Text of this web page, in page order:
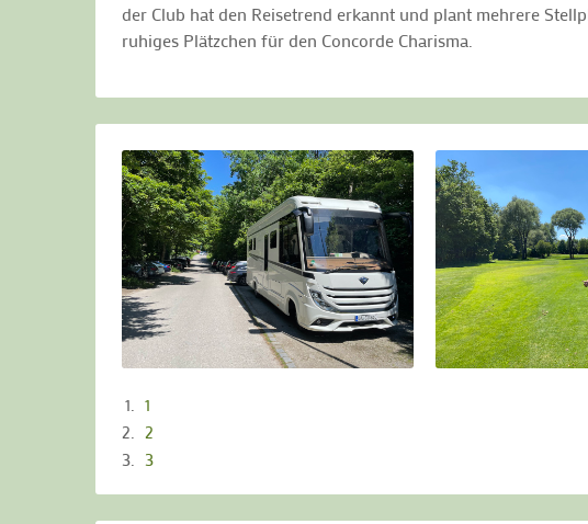
der Club hat den Reisetrend erkannt und plant mehrere
ruhiges Plätzchen für den Concorde Charisma.
1
2
3